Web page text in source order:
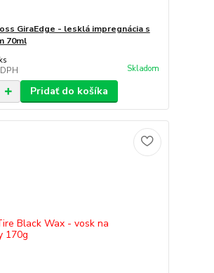
GiraEdge - lesklá impregnácia s
70ml
Skladom
Pridať do košíka